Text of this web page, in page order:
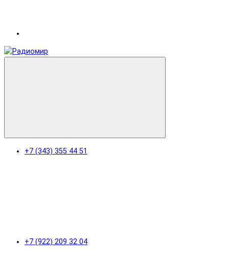
+7 (343) 355 44 51
+7 (922) 209 32 04